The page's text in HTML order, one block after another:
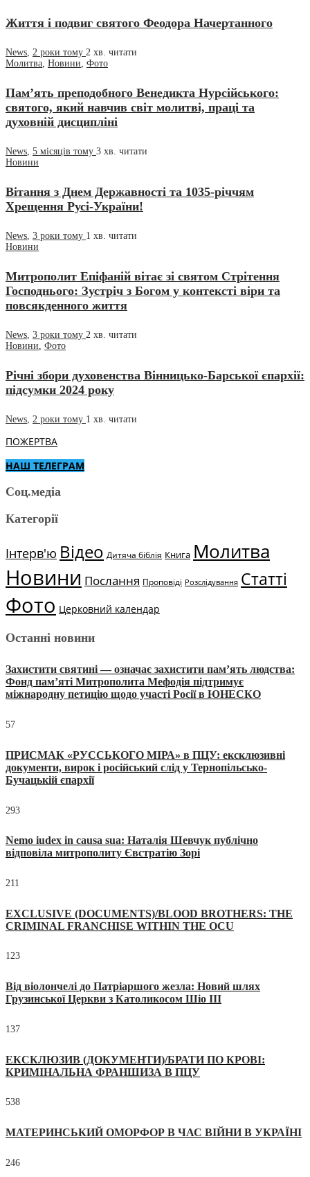
Життя і подвиг святого Феодора Начертанного
News, 2 роки тому 2 хв. читати
Молитва, Новини, Фото
Пам’ять преподобного Венедикта Нурсійського:
святого, який навчив світ молитві, праці та
духовній дисципліні
News, 5 місяців тому 3 хв. читати
Новини
Вітання з Днем Державності та 1035-річчям
Хрещення Русі-України!
News 3 роки тому 1 хв. читати
Новини
Митрополит Епіфаній вітає зі святом Стрітення
Господнього: Зустріч з Богом у контексті віри та
повсякденного життя
News 3 роки тому 2 хв. читати
Новини Фото
Річні збори духовенства Вінницько-Барської єпархії:
підсумки 2024 року
News 2 роки тому 1 хв. читати
ПОЖЕРТВА
НАШ ТЕЛЕГРАМ
Соц.медіа
Категорії
Інтерв'ю Відео Дитяча біблія Книга Молитва
Новини Послання Проповіді Розслідування Статті
Фото Церковний календар
Останні новини
Захистити святині — означає захистити пам’ять людства:
Фонд пам’яті Митрополита Мефодія підтримує
міжнародну петицію щодо участі Росії в ЮНЕСКО
57
ПРИСМАК «РУССЬКОГО МІРА» в ПЦУ: ексклюзивні
документи, вирок і російський слід у Тернопільсько-
Бучацькій єпархії
293
Nemo iudex in causa sua: Наталія Шевчук публічно
відповіла митрополиту Євстратію Зорі
211
EXCLUSIVE (DOCUMENTS)/BLOOD BROTHERS: THE
CRIMINAL FRANCHISE WITHIN THE OCU
123
Від віолончелі до Патріаршого жезла: Новий шлях
Грузинської Церкви з Католикосом Шіо III
137
ЕКСКЛЮЗИВ (ДОКУМЕНТИ)/БРАТИ ПО КРОВІ:
КРИМІНАЛЬНА ФРАНШИЗА В ПЦУ
538
МАТЕРИНСЬКИЙ ОМОРФОР В ЧАС ВІЙНИ В УКРАЇНІ
246